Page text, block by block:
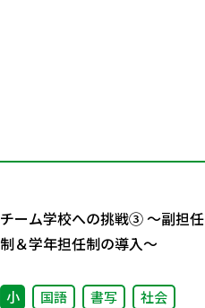
チーム学校への挑戦③ ～副担任
制＆学年担任制の導入～
小 国語 書写
社会